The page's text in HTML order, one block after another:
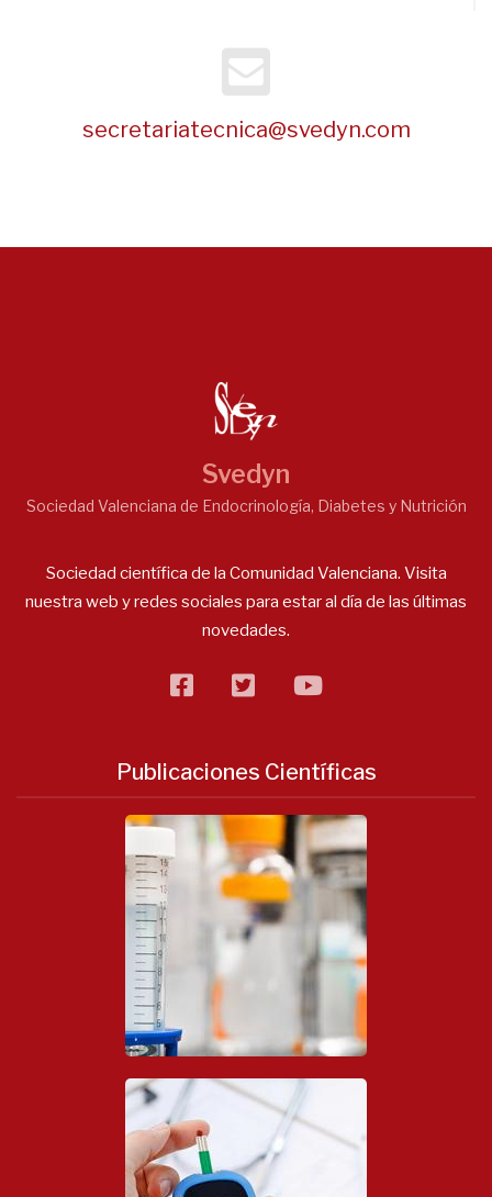
secretariatecnica@svedyn.com
Svedyn
Sociedad Valenciana de Endocrinología, Diabetes y Nutrición
Sociedad científica de la Comunidad Valenciana. Visita
nuestra web y redes sociales para estar al día de las últimas
novedades.
facebooktwitterflickr
Publicaciones Científicas